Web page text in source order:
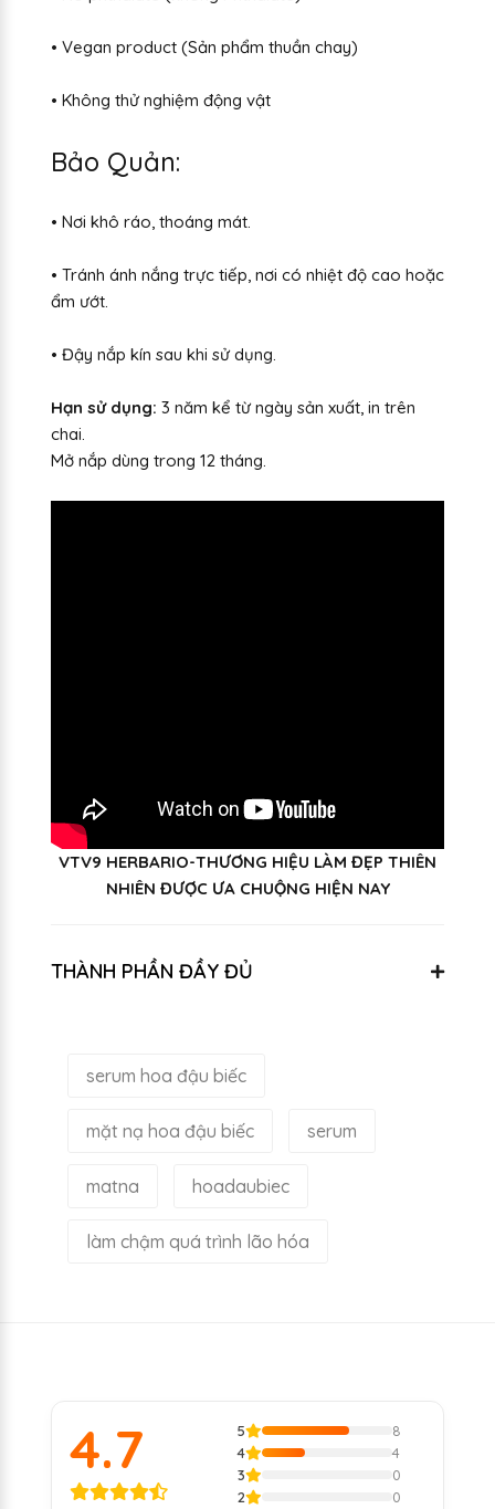
• Vegan product (Sản phẩm thuần chay)
• Không thử nghiệm động vật
Bảo Quản:
• Nơi khô ráo, thoáng mát.
• Tránh ánh nắng trực tiếp, nơi có nhiệt độ cao hoặc
ẩm ướt.
• Đậy nắp kín sau khi sử dụng.
Hạn sử dụng: 3 năm kể từ ngày sản xuất, in trên
chai.
Mở nắp dùng trong 12 tháng.
VTV9 HERBARIO-THƯƠNG HIỆU LÀM ĐẸP THIÊN
NHIÊN ĐƯỢC ƯA CHUỘNG HIỆN NAY
THÀNH PHẦN ĐẦY ĐỦ
serum hoa đậu biếc
mặt nạ hoa đậu biếc serum
matna hoadaubiec
làm chậm quá trình lão hóa
4.7 5
8
4
4
3
0
2
0